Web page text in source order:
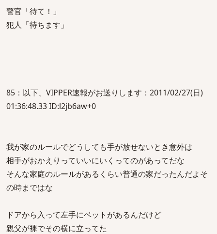
警官「待て！」
犯人「待ちます」
85：以下、VIPPER速報がお送りします：2011/02/27(日)
01:36:48.33 ID:l2jb6aw+0
我が家のルールでどうしても手が放せないとき意外は
相手がおかえりっていいにいくってのがあってだな
そんな家庭のルールがあるくらい普通の家だったんだよそ
の時まではな
ドアから入って左手にベットがあるんだけど
親父が裸でその横に立ってた